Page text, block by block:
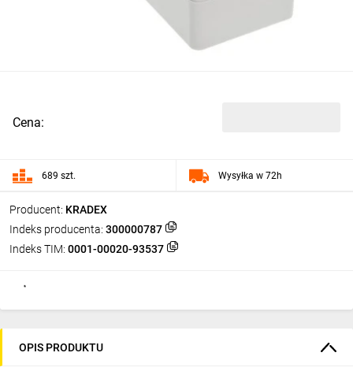
Producent: KRADEX
Indeks producenta: 300000787
Indeks TIM: 0001-00020-93537
Cena:
689 szt. Wysyłka w 72h
OPIS PRODUKTU